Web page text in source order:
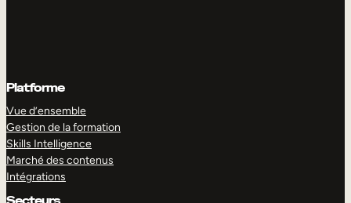
Platforme
Vue d’ensemble
Gestion de la formation
Skills Intelligence
Marché des contenus
Intégrations